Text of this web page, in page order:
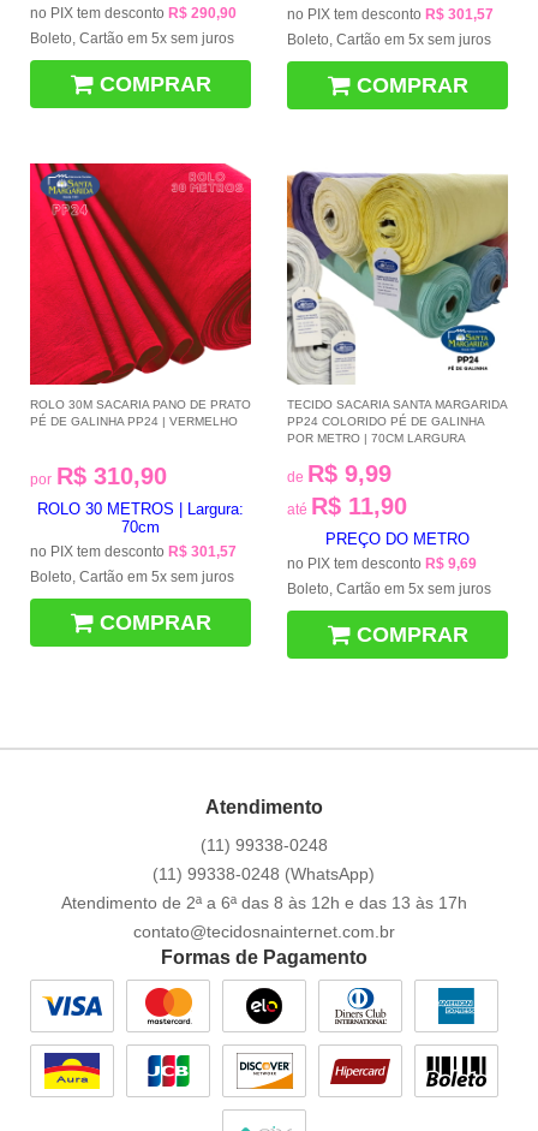
no PIX tem desconto R$ 290,90
Boleto, Cartão em 5x sem juros
COMPRAR
no PIX tem desconto R$ 301,57
Boleto, Cartão em 5x sem juros
COMPRAR
ROLO 30M SACARIA PANO DE PRATO
PÉ DE GALINHA PP24 | VERMELHO
por R$ 310,90
ROLO 30 METROS | Largura:
70cm
no PIX tem desconto R$ 301,57
Boleto, Cartão em 5x sem juros
COMPRAR
TECIDO SACARIA SANTA MARGARIDA
PP24 COLORIDO PÉ DE GALINHA
POR METRO | 70CM LARGURA
de R$ 9,99
até R$ 11,90
PREÇO DO METRO
no PIX tem desconto R$ 9,69
Boleto, Cartão em 5x sem juros
COMPRAR
Atendimento
(11) 99338-0248
(11) 99338-0248 (WhatsApp)
Atendimento de 2ª a 6ª das 8 às 12h e das 13 às 17h
contato@tecidosnainternet.com.br
Formas de Pagamento